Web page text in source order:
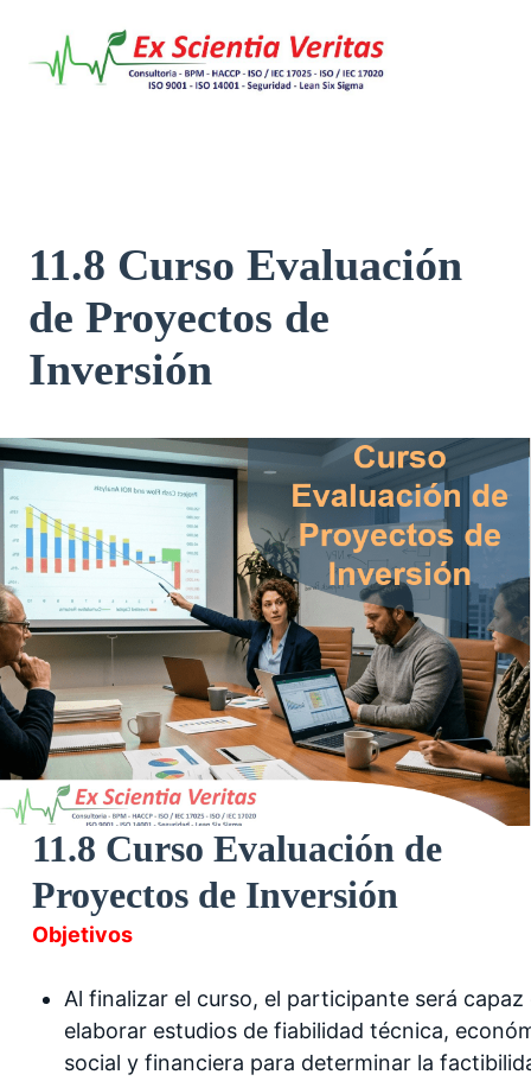
contenido
11.8 Curso Evaluación
de Proyectos de
Inversión
11.8 Curso Evaluación de
Proyectos de Inversión
Objetivos
Al finalizar el curso, el participante será capaz
elaborar estudios de fiabilidad técnica,
social y financiera para determinar la